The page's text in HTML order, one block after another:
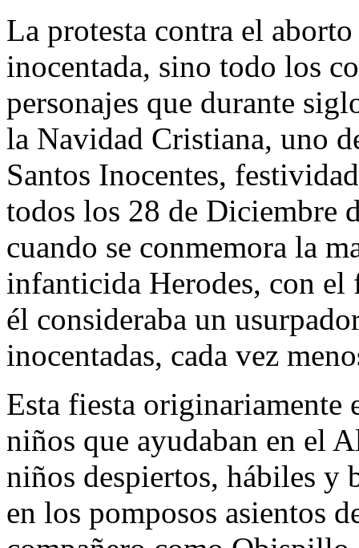
La protesta contra el
inocentada, sino todo los
personajes que durante
la Navidad Cristiana, uno
Santos Inocentes,
todos los 28 de Diciembre
cuando se conmemora la
infanticida Herodes, con el
él consideraba un
inocentadas, cada vez
Esta fiesta originariamente
niños que ayudaban en el
niños despiertos, hábiles y
en los pomposos asientos